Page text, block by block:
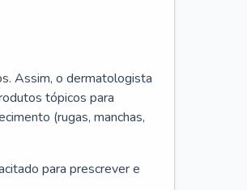
Assim, o dermatologista
tópicos para
(rugas, manchas,
para prescrever e